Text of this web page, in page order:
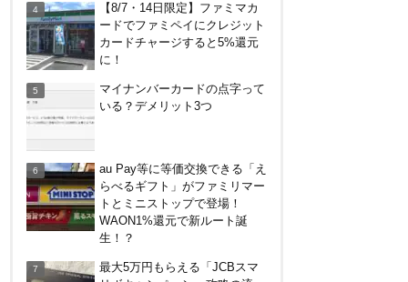
の貯蓄預金（ほぼ普通預金）で
年利0.7％～0.9％！
手数料徴収へ！8/3～
込で最大10,000円あたる抽選キ
ャンペーン！8/31まで
PayPayで500ptもらえる！対象
で。9/30まで
【8/7・14日限定】ファミマカ
ードでファミペイにクレジット
カードチャージすると5%還元
に！
マイナンバーカードの点字って
いる？デメリット3つ
au Pay等に等価交換できる「え
らべるギフト」がファミリマー
トとミニストップで登場！
WAON1%還元で新ルート誕
生！？
最大5万円もらえる「JCBスマ